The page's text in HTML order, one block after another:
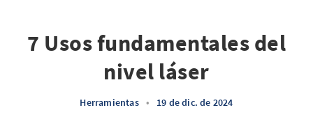
7 Usos fundamentales del
nivel láser
Herramientas • 19 de dic. de 2024